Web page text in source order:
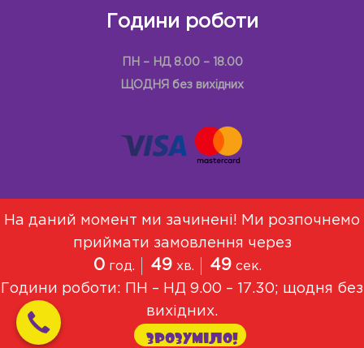
Години роботи
ПН – НД 8.00 – 18.00
ЩОДНЯ без вихідних
Меню Про Нас Договір оферти
Політика конфіденційності
© 2021, Всі права захищені
На даний момент ми зачинені! Ми розпочнемо
приймати замовлення через
0 год. 49 хв. 49 сек.
Години роботи: ПН – НД 9.00 – 17.30; щодня без
вихідних.
ЗРОЗУМІЛО!